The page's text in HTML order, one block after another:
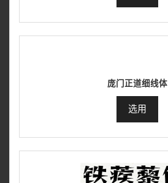
庞门正道细线体
选用